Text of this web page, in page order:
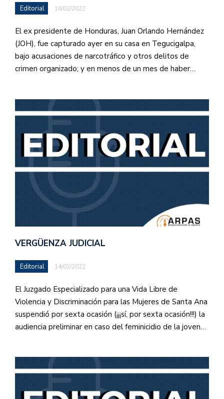
Editorial 16/02/2022
El ex presidente de Honduras, Juan Orlando Hernández
(JOH), fue capturado ayer en su casa en Tegucigalpa,
bajo acusaciones de narcotráfico y otros delitos de
crimen organizado; y en menos de un mes de haber…
VERGÜENZA JUDICIAL
Editorial 14/02/2022
El Juzgado Especializado para una Vida Libre de
Violencia y Discriminación para las Mujeres de Santa Ana
suspendió por sexta ocasión (¡¡¡sí, por sexta ocasión!!!) la
audiencia preliminar en caso del feminicidio de la joven…